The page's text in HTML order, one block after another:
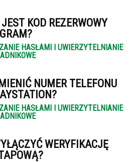
KOD REZERWOWY
HASŁAMI I UWIERZYTELNIANIE
NUMER TELEFONU
HASŁAMI I UWIERZYTELNIANIE
WERYFIKACJĘ